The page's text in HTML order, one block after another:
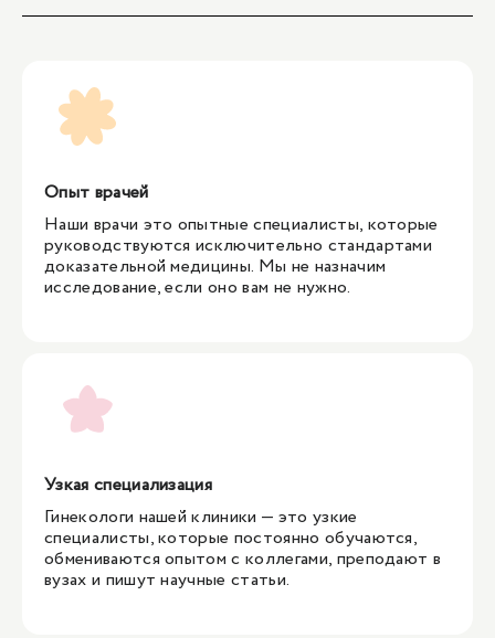
Опыт врачей
Наши врачи это опытные специалисты, которые
руководствуются исключительно стандартами
доказательной медицины. Мы не назначим
исследование, если оно вам не нужно.
Узкая специализация
Гинекологи нашей клиники — это узкие
специалисты, которые постоянно обучаются,
обмениваются опытом с коллегами, преподают в
вузах и пишут научные статьи.